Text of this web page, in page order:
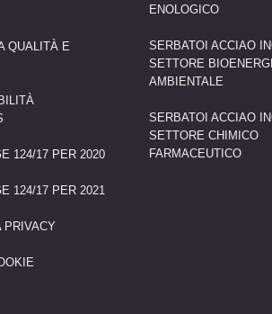
QUALITÀ E
124/17 PER 2020
124/17 PER 2021
PRIVACY
ENOLOGICO
SERBATOI ACCIAO
SETTORE
AMBIENTALE
SERBATOI ACCIAO
SETTORE CHIMICO
FARMACEUTICO